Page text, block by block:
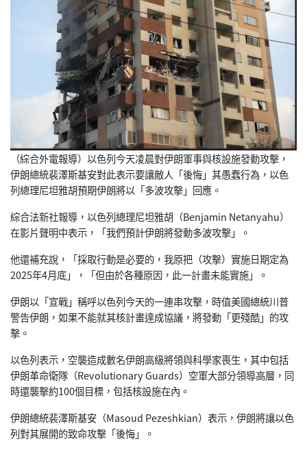
（綜合外電報導）以色列今天凌晨對伊朗軍事與核設施發動攻擊，
伊朗總統裴澤斯基安對此表示要讓敵人「後悔」其愚蠢行為， 以色
列總理尼坦雅胡預期伊朗將以「多波攻擊」回應。
綜合法新社報導，以色列總理尼坦雅胡（Benjamin Netanyahu）
在影片聲明中表示，「我們預計伊朗將發動多波攻擊」。
他還補充說，「採取行動是必要的，我原把（攻擊） 實施日期定為
2025年4月底」，「但由於各種原因， 此一計畫未能實施」。
伊朗以「宣戰」稱呼以色列今天的一連串攻擊， 時值美國總統川普
警告伊朗，如果不能就其核計畫達成協議， 將發動「更殘酷」的攻
擊。
以色列表示，空襲造成數名伊朗高級將領與科學家喪生， 其中包括
伊朗革命衛隊（Revolutionary Guards）空軍大部分領導高層，同
時還襲擊約100個目標， 包括核設施在內。
伊朗總統裴澤斯基安（Masoud Pezeshkian）表示， 伊朗將讓以色
列對其展開的致命攻擊「後悔」。